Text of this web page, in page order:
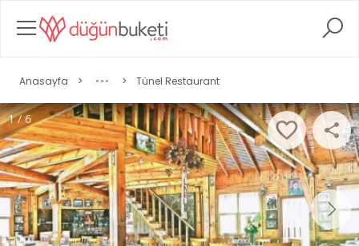
Anasayfa > > Tünel Restaurant
1 / 6